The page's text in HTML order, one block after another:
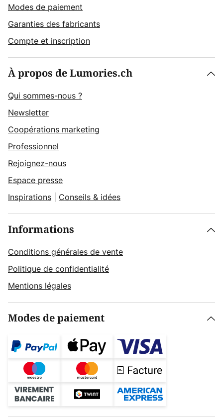
Modes de paiement
Garanties des fabricants
Compte et inscription
À propos de Lumories.ch
Qui sommes-nous ?
Newsletter
Coopérations marketing
Professionnel
Rejoignez-nous
Espace presse
Inspirations
Conseils & idées
Informations
Conditions générales de vente
Politique de confidentialité
Mentions légales
Modes de paiement